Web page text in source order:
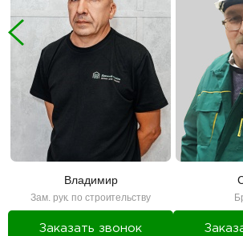
Владимир
Зам. рук. по строительству
Заказать звонок